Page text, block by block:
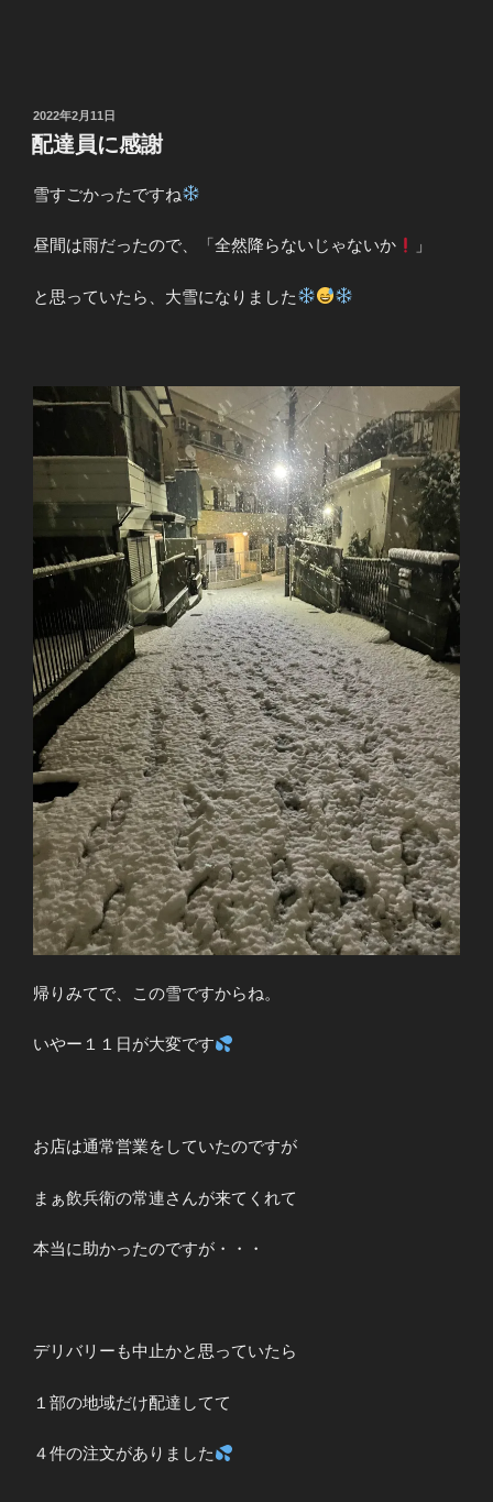
投
稿
日:
2022年2月11日
配達員に感謝
雪すごかったですね
昼間は雨だったので、「全然降らないじゃないか 」
と思っていたら、大雪になりました
帰りみてで、この雪ですからね。
いやー１１日が大変です
お店は通常営業をしていたのですが
まぁ飲兵衛の常連さんが来てくれて
本当に助かったのですが・・・
デリバリーも中止かと思っていたら
１部の地域だけ配達してて
４件の注文がありました